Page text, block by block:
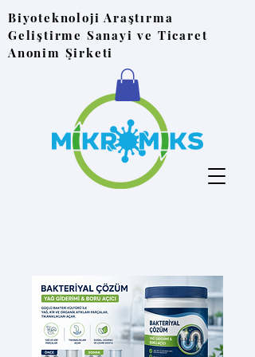
Biyoteknoloji Araştırma
Geliştirme Sanayi ve Ticaret
Anonim Şirketi